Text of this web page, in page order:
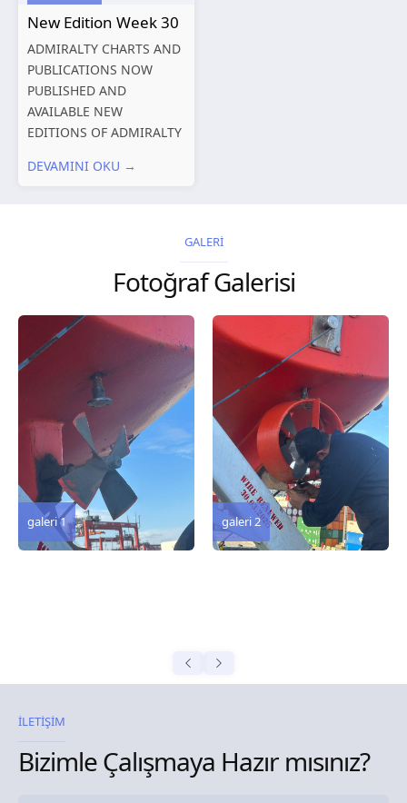
New Edition Week 30
ADMIRALTY CHARTS AND
PUBLICATIONS NOW
PUBLISHED AND
AVAILABLE NEW
EDITIONS OF ADMIRALTY
PUBLICATIONS New
remarks 67 Gulf of...
DEVAMINI OKU →
GALERİ
Fotoğraf Galerisi
galeri 2
galeri 3
İLETİŞİM
Bizimle Çalışmaya Hazır mısınız?